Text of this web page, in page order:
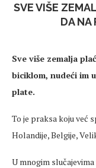
SVE VIŠE
DA NA
Sve više zemalja
biciklom, nudeći im
plate.
To je praksa koju već
Holandije, Belgije,
U mnogim